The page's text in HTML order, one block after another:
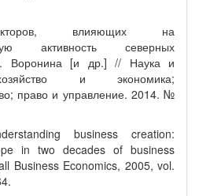
влияющих на
активность северных
Воронина [и др.] // Наука и
и экономика;
право и управление. 2014. №
business creation:
in two decades of business
Business Economics, 2005, vol.